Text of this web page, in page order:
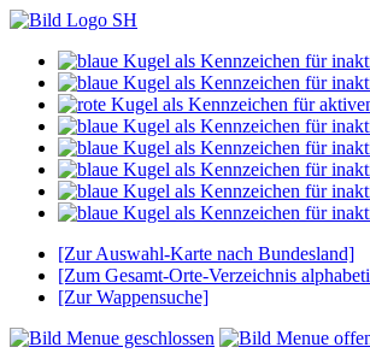
[Zur Auswahl-Karte nach Bundesland]
[Zum Gesamt-Orte-Verzeichnis
[Zur Wappensuche]